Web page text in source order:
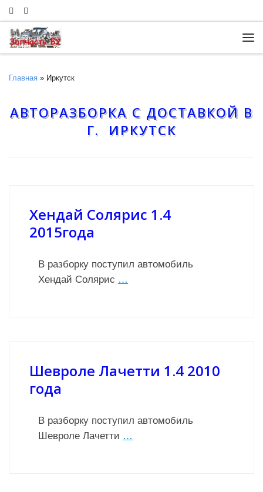
Skip to content
Главная » Иркутск
АВТОРАЗБОРКА С ДОСТАВКОЙ В
Г. ИРКУТСК
Хендай Солярис 1.4
2015года
В разборку поступил автомобиль
Хендай Солярис …
Шевроле Лачетти 1.4 2010
года
В разборку поступил автомобиль
Шевроле Лачетти …